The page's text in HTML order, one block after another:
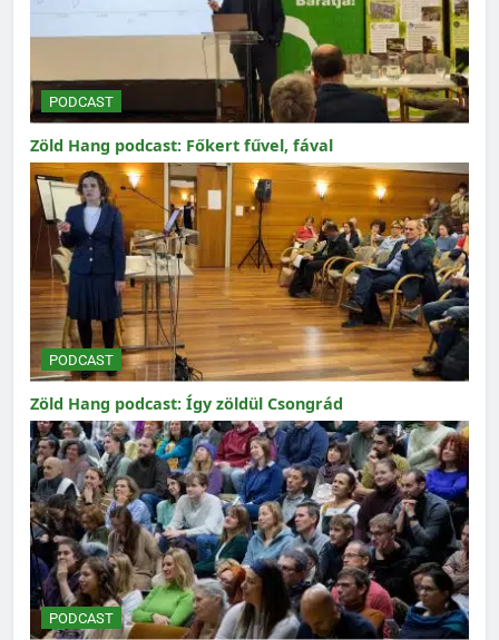
PODCAST
Zöld Hang podcast: Főkert fűvel, fával
PODCAST
Zöld Hang podcast: Így zöldül Csongrád
PODCAST